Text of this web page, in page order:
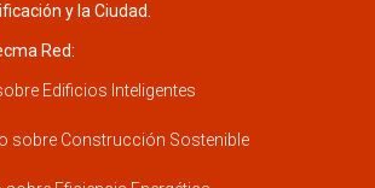
y la Ciudad.
Red:
Edificios Inteligentes
sobre Construcción Sostenible